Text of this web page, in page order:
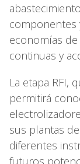
componentes
economías
continuas y
La etapa RFI,
permitirá
sus plantas
diferentes
futuros